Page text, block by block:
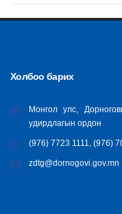
Холбоо барих
Монгол улс,
удирдлагын ордон
(976) 7723 1111, (976)
zdtg@dornogovi.gov.mn